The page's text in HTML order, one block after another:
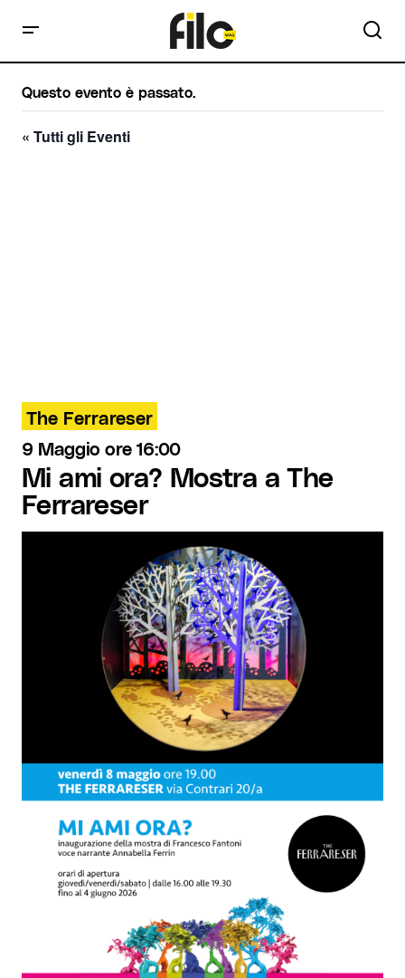
Questo evento è passato.
« Tutti gli Eventi
The Ferrareser
9 Maggio ore 16:00
Mi ami ora? Mostra a The
Ferrareser